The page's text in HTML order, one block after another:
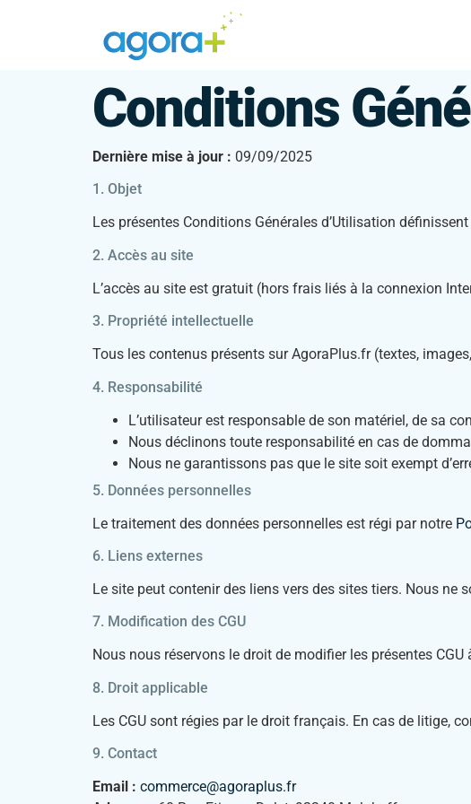
Conditions
Dernière mise à jour : 09/09/2025
1. Objet
Les présentes Conditions Générales d’Utilisation
2. Accès au site
L’accès au site est gratuit (hors frais liés à la connexion
3. Propriété intellectuelle
Tous les contenus présents sur AgoraPlus.fr (textes,
4. Responsabilité
L’utilisateur est responsable de son matériel, de sa
Nous déclinons toute responsabilité en cas de
Nous ne garantissons pas que le site soit exempt
5. Données personnelles
Le traitement des données personnelles est régi par notre
6. Liens externes
Le site peut contenir des liens vers des sites tiers. Nous ne
7. Modification des CGU
Nous nous réservons le droit de modifier les présentes
8. Droit applicable
Les CGU sont régies par le droit français. En cas de litige,
9. Contact
Email : commerce@agoraplus.fr